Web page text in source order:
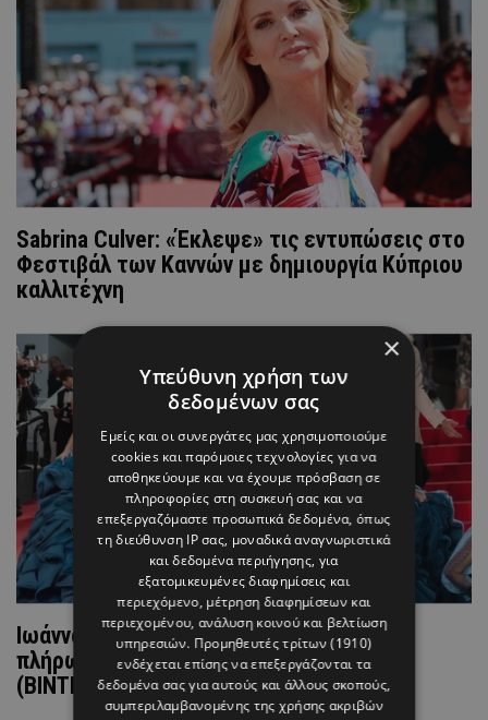
Sabrina Culver: «Έκλεψε» τις εντυπώσεις στο
Φεστιβάλ των Καννών με δημιουργία Κύπριου
καλλιτέχνη
Ιωάννα Τούνη: Αυτό είναι το ποσό που
πλήρωσε για να περπατήσει στις Κάννες
(ΒΙΝΤΕΟ)
×
Υπεύθυνη χρήση των
δεδομένων σας
Εμείς και οι συνεργάτες μας χρησιμοποιούμε
cookies και παρόμοιες τεχνολογίες για να
αποθηκεύουμε και να έχουμε πρόσβαση σε
πληροφορίες στη συσκευή σας και να
επεξεργαζόμαστε προσωπικά δεδομένα, όπως
τη διεύθυνση IP σας, μοναδικά αναγνωριστικά
και δεδομένα περιήγησης, για
εξατομικευμένες διαφημίσεις και
περιεχόμενο, μέτρηση διαφημίσεων και
περιεχομένου, ανάλυση κοινού και βελτίωση
υπηρεσιών. Προμηθευτές τρίτων (1910)
ενδέχεται επίσης να επεξεργάζονται τα
δεδομένα σας για αυτούς και άλλους σκοπούς,
συμπεριλαμβανομένης της χρήσης ακριβών